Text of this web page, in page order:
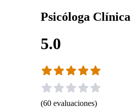
Psicóloga
5.0
(60 evaluaciones)